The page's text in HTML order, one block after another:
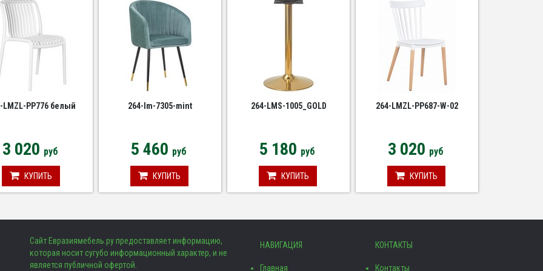
LMZL-PP776 белый
3 020 руб
КУПИТЬ
264-lm-7305-mint
5 460 руб
КУПИТЬ
264-LMS-1005_GOLD
5 180 руб
КУПИТЬ
264-LMZL-PP687-W-02
3 020 руб
КУПИТЬ
Сайт Евразиямебель.ру предоставляет информацию,
которая носит сугубо информационный характер, и не
является публичной офертой.
НАВИГАЦИЯ
Главная
КОНТАКТЫ
Контакты